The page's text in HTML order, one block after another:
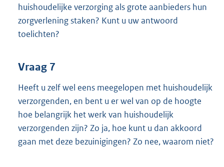
huishoudelijke verzorging als grote aanbieders hun
zorgverlening staken? Kunt u uw antwoord
toelichten?
Vraag 7
Heeft u zelf wel eens meegelopen met huishoudelijk
verzorgenden, en bent u er wel van op de hoogte
hoe belangrijk het werk van huishoudelijk
verzorgenden zijn? Zo ja, hoe kunt u dan akkoord
gaan met deze bezuinigingen? Zo nee, waarom niet?